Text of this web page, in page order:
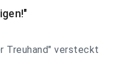
Treuhand" versteckt